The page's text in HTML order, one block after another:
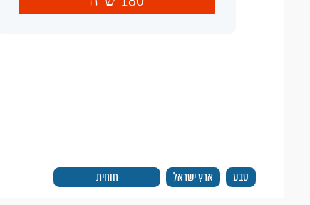
טבע ארץ ישראל חוחית